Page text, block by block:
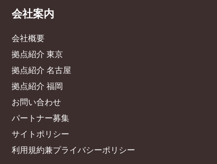
会社案内
会社概要
拠点紹介 東京
拠点紹介 名古屋
拠点紹介 福岡
お問い合わせ
パートナー募集
サイトポリシー
利用規約兼プライバシーポリシー